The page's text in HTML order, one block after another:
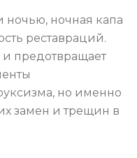
ночью, ночная капа
реставраций.
и предотвращает
но именно
замен и трещин в